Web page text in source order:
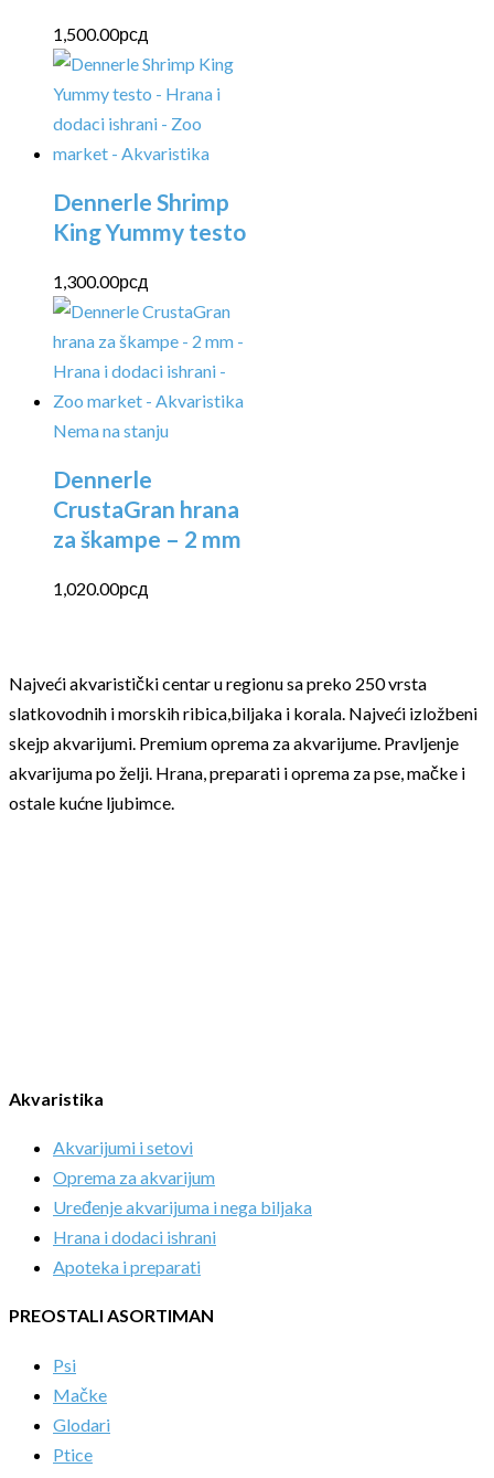
1,500.00рсд
Dennerle Shrimp
King Yummy testo
1,300.00рсд
Nema na stanju
Dennerle
CrustaGran hrana
za škampe – 2 mm
1,020.00рсд
Najveći akvaristički centar u regionu sa preko 250 vrsta
slatkovodnih i morskih ribica,biljaka i korala. Najveći izložbeni
skejp akvarijumi. Premium oprema za akvarijume. Pravljenje
akvarijuma po želji. Hrana, preparati i oprema za pse, mačke i
ostale kućne ljubimce.
Akvaristika
Akvarijumi i setovi
Oprema za akvarijum
Uređenje akvarijuma i nega biljaka
Hrana i dodaci ishrani
Apoteka i preparati
PREOSTALI ASORTIMAN
Psi
Mačke
Glodari
Ptice